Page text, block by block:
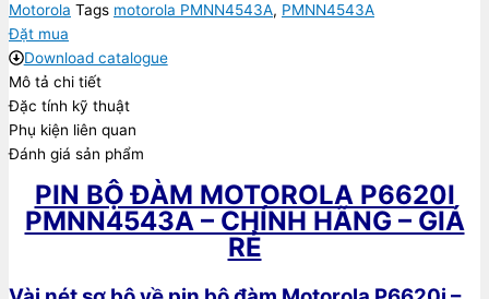
Motorola Tags motorola PMNN4543A, PMNN4543A
Đặt mua
Download catalogue
Mô tả chi tiết
Đặc tính kỹ thuật
Phụ kiện liên quan
Đánh giá sản phẩm
PIN BỘ ĐÀM MOTOROLA P6620I
PMNN4543A – CHÍNH HÃNG – GIÁ
RẺ